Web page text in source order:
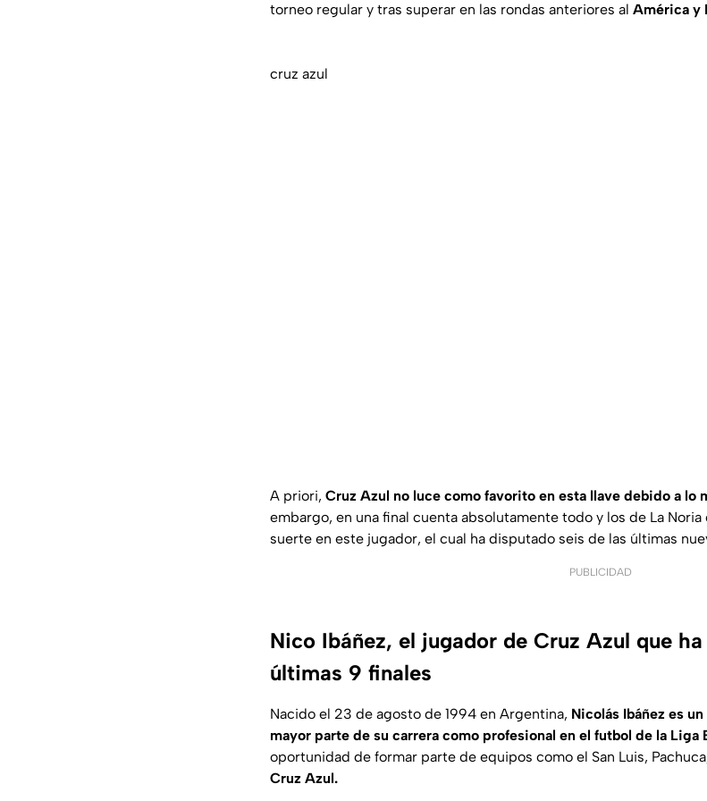
torneo regular y tras superar en las rondas anteriores al América y
cruz azul
A priori, Cruz Azul no luce como favorito en esta llave debido a lo
embargo, en una final cuenta absolutamente todo y los de La
suerte en este jugador, el cual ha disputado seis de las últimas
PUBLICIDAD
Nico Ibáñez, el jugador de Cruz Azul que
últimas 9 finales
Nacido el 23 de agosto de 1994 en Argentina, Nicolás Ibáñez es
mayor parte de su carrera como profesional en el futbol de la Liga
oportunidad de formar parte de equipos como el San Luis,
Cruz Azul.